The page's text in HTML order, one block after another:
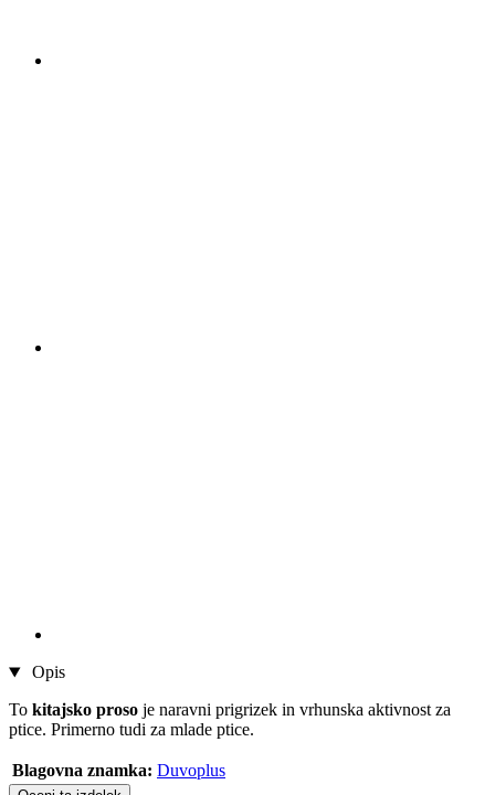
Opis
To kitajsko proso je naravni prigrizek in vrhunska aktivnost za
ptice. Primerno tudi za mlade ptice.
Blagovna znamka: Duvoplus